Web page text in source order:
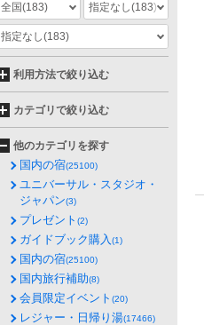
全国(183) 指定なし(183)
指定なし(183)
利用方法で絞り込む
カテゴリで絞り込む
他のカテゴリを探す
国内の宿(25100)
ユニバーサル・スタジオ・
ジャパン(3)
プレゼント (2)
ガイドブック購入(1)
国内の宿(25100)
国内旅行補助(8)
会員限定イベント (20)
レジャー・日帰り湯(17466)